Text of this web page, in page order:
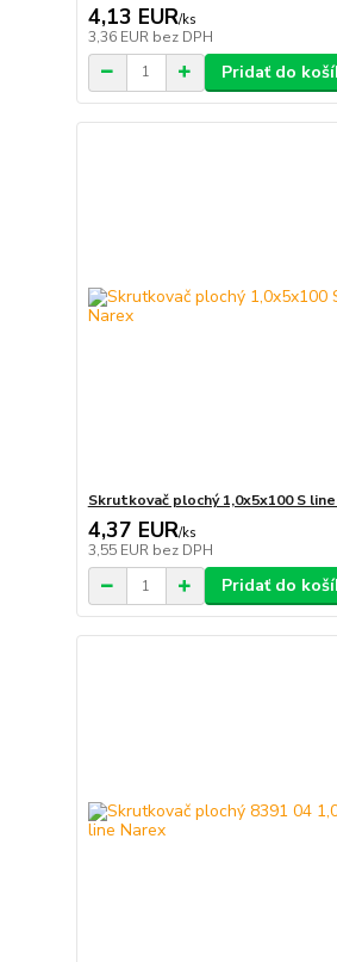
4,13 EUR/ks
3,36 EUR bez DPH
Pridať do
Skrutkovač plochý 1,0x5x100 S
4,37 EUR/ks
3,55 EUR bez DPH
Pridať do